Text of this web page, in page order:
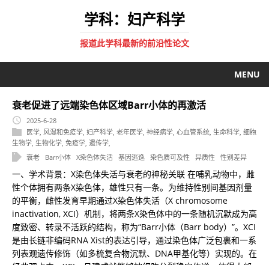
学科：妇产科学
报道此学科最新的前沿性论文
MENU
衰老促进了远端染色体区域Barr小体的再激活
2025-6-28
医学 风湿和免疫学 妇产科学 老年医学 神经病学 心血管系统 生命科学 细胞
生物学 生物化学 免疫学 遗传学
衰老
Barr小体 X染色体失活 基因逃逸 染色质可及性 异质性 性别差异
一、学术背景：X染色体失活与衰老的神秘关联 在哺乳动物中，雌
性个体拥有两条X染色体，雄性只有一条。为维持性别间基因剂量
的平衡，雌性发育早期通过X染色体失活（X chromosome
inactivation, XCI）机制，将两条X染色体中的一条随机沉默成为高
度致密、转录不活跃的结构，称为“Barr小体（Barr body）”。XCI
是由长链非编码RNA Xist的表达引导，通过染色体广泛包裹和一系
列表观遗传修饰（如多梳复合物沉默、DNA甲基化等）实现的。在